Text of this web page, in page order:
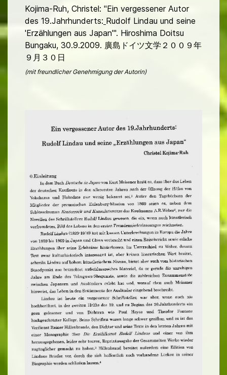
Kojima-Ruh, Christel: "Ein vergessener Autor
des 19.Jahrhunderts: Rudolf Lindau und seine
'Erzählungen aus Japan'". Hiroshima Doitsu
Bungaku, 30.9.2009. 廣島ドイツ文学２００９年
９月３０日
(mit freundlicher Genehmigung der Autorin)